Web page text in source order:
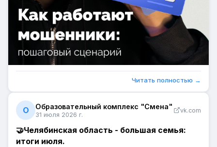
Читать полностью →
О Образовательный комплекс "Смена"
31 июля 2026 г.
vk.com
🤝Челябинская область - большая семья:
итоги июля.